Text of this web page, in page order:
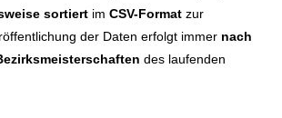
sortiert imCSV-Format zur
der Daten erfolgt immer nach
des laufenden